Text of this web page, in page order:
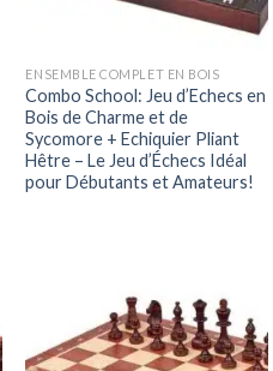
ENSEMBLE COMPLET EN BOIS
Combo School: Jeu d’Echecs en
Bois de Charme et de
Sycomore + Echiquier Pliant
Hêtre – Le Jeu d’Échecs Idéal
pour Débutants et Amateurs!